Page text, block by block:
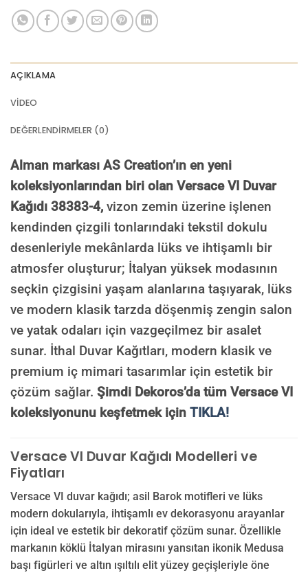
AÇIKLAMA
VIDEO
DEĞERLENDIRMELER (0)
Alman markası AS Creation’ın en yeni
koleksiyonlarından biri olan Versace VI Duvar
Kağıdı 38383-4, vizon zemin üzerine işlenen
kendinden çizgili tonlarındaki tekstil dokulu
desenleriyle mekânlarda lüks ve ihtişamlı bir
atmosfer oluşturur; İtalyan yüksek modasının
seçkin çizgisini yaşam alanlarına taşıyarak, lüks
ve modern klasik tarzda döşenmiş zengin salon
ve yatak odaları için vazgeçilmez bir asalet
sunar. İthal Duvar Kağıtları, modern klasik ve
premium iç mimari tasarımlar için estetik bir
çözüm sağlar. Şimdi Dekoros’da tüm Versace VI
koleksiyonunu keşfetmek için TIKLA!
Versace VI Duvar Kağıdı Modelleri ve
Fiyatları
Versace VI duvar kağıdı; asil Barok motifleri ve lüks
modern dokularıyla, ihtişamlı ev dekorasyonu arayanlar
için ideal ve estetik bir dekoratif çözüm sunar. Özellikle
markanın köklü İtalyan mirasını yansıtan ikonik Medusa
başı figürleri ve altın ışıltılı elit yüzey geçişleriyle öne